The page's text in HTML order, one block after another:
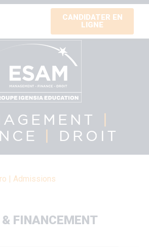
CANDIDATER EN
LIGNE
DROIT
| Admissions
FINANCEMENT